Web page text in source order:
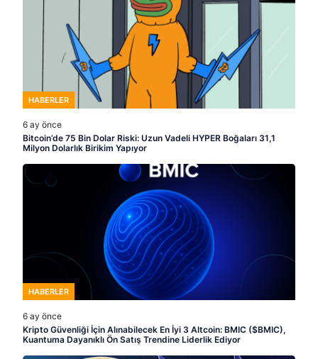
HABERLER
6 ay önce
Bitcoin’de 75 Bin Dolar Riski: Uzun Vadeli HYPER Boğaları 31,1
Milyon Dolarlık Birikim Yapıyor
HABERLER
6 ay önce
Kripto Güvenliği İçin Alınabilecek En İyi 3 Altcoin: BMIC ($BMIC),
Kuantuma Dayanıklı Ön Satış Trendine Liderlik Ediyor